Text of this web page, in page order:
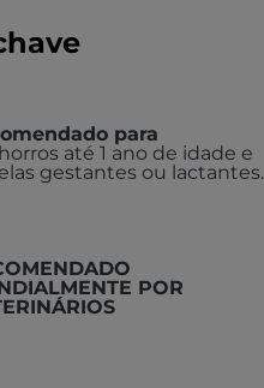
para
até 1 ano de idade e
gestantes ou lactantes.
POR